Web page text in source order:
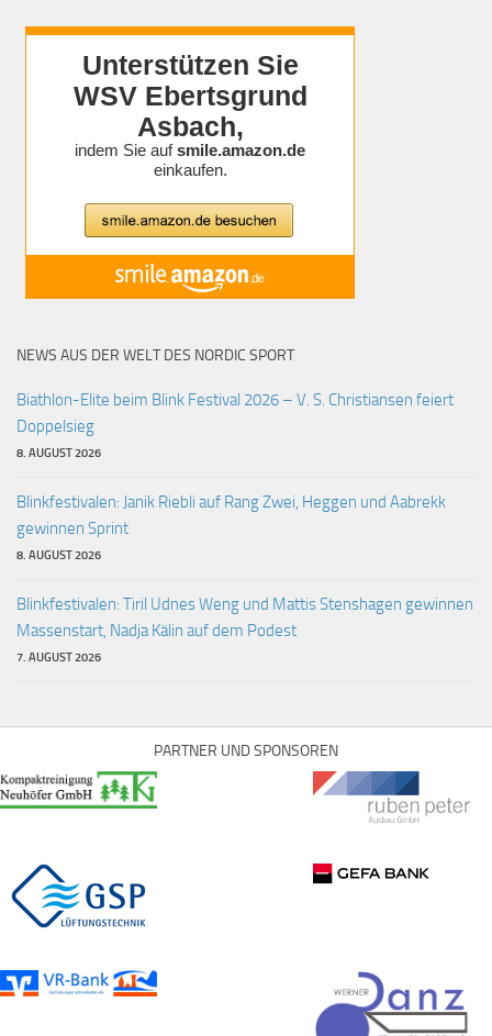
NEWS AUS DER WELT DES NORDIC SPORT
Biathlon-Elite beim Blink Festival 2026 – V. S. Christiansen feiert
Doppelsieg
8. AUGUST 2026
Blinkfestivalen: Janik Riebli auf Rang Zwei, Heggen und Aabrekk
gewinnen Sprint
8. AUGUST 2026
Blinkfestivalen: Tiril Udnes Weng und Mattis Stenshagen gewinnen
Massenstart, Nadja Kälin auf dem Podest
7. AUGUST 2026
PARTNER UND SPONSOREN